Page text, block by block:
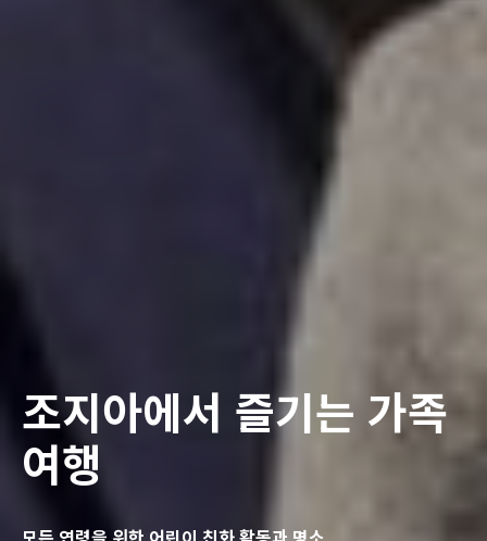
조지아에서 즐기는 가족
여행